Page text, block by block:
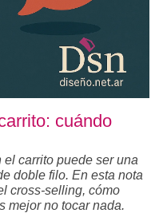
cuándo
carrito puede ser una
doble filo. En esta nota
cross-selling, cómo
mejor no tocar nada.